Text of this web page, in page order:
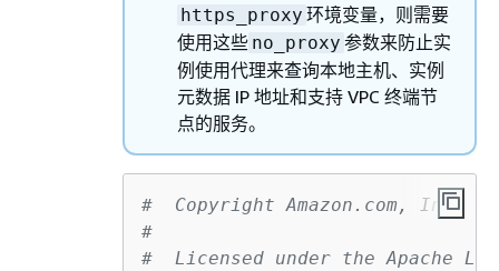
https_proxy 环境变量，则需要
使用这些 no_proxy 参数来防止实
例使用代理来查询本地主机、实例
元数据 IP 地址和支持 VPC 终端节
点的服务。
#  Copyright Amazon.com,
#
#  Licensed under the Apache